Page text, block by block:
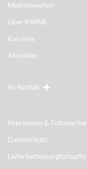
Medizinwelten
Über KWML
Karriere
Aktuelles
Im Notfall
Impressum &
Datenschutz